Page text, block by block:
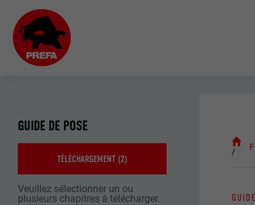
GUIDE DE POSE
TÉLÉCHARGEMENT (2)
Veuillez sélectionner un ou
plusieurs chapitres à télécharger.